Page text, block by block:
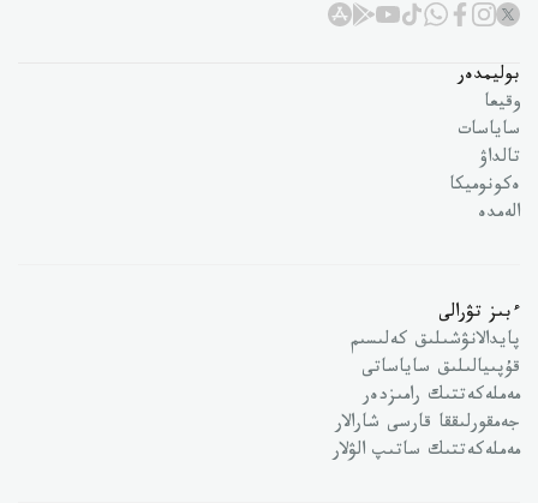
بوليمدەر
وقيعا
ساياسات
تالداۋ
ەكونوميكا
الەمدە
ءبىز تۋرالى
پايدالانۋشىلىق كەلىسىم
قۇپىيالىلىق ساياساتى
مەملەكەتتىك رامىزدەر
جەمقورلىققا قارسى شارالار
مەملەكەتتىك ساتىپ الۋلار